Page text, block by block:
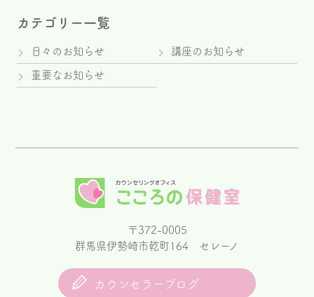
カテゴリー一覧
日々のお知らせ 講座のお知らせ
重要なお知らせ
〒372-0005
群馬県伊勢崎市乾町164 セレーノ
カウンセラーブログ